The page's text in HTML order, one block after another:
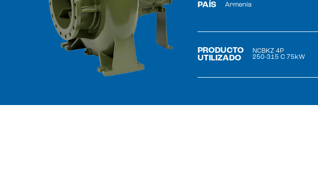
PAÍS Armenia
PRODUCTO
UTILIZADO
NCBKZ 4P
250-315 C 75kW